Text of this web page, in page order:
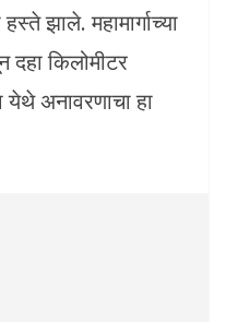
झाले. महामार्गाच्या
दहा किलोमीटर
अनावरणाचा हा